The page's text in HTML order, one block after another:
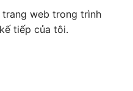
trang web trong trình
tiếp của tôi.